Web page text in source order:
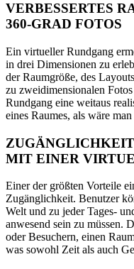
VERBESSERTES
360-GRAD FOTOS
Ein virtueller Rundgang
in drei Dimensionen zu
der Raumgröße, des
zu zweidimensionalen
Rundgang eine weitaus
eines Raumes, als wäre
MIT EINER
Einer der größten Vorteile
Zugänglichkeit. Benutzer
Welt und zu jeder Tages-
anwesend sein zu müssen.
oder Besuchern, einen
was sowohl Zeit als auch